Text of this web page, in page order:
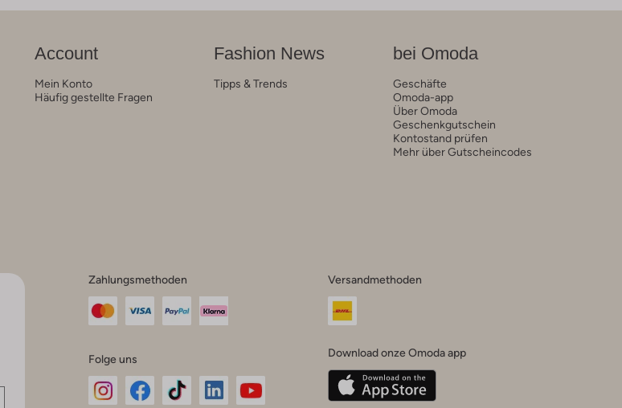
Account
Mein Konto
Häufig gestellte Fragen
Fashion News
Tipps & Trends
bei Omoda
Geschäfte
Omoda-app
Über Omoda
Geschenkgutschein
Kontostand prüfen
Mehr über Gutscheincodes
Zahlungsmethoden
Folge uns
Versandmethoden
Download onze Omoda app